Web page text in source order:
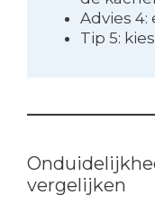
Advies
Tip 5:
vergelijken